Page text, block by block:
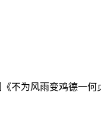
不为风雨变鸡德一何